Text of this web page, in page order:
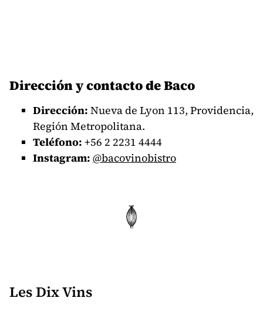
Dirección y contacto de Baco
Dirección: Nueva de Lyon 113, Providencia,
Región Metropolitana.
Teléfono: +56 2 2231 4444
Instagram: @bacovinobistro
Les Dix Vins